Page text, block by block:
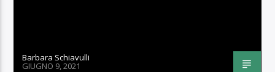
Barbara Schiavulli
GIUGNO 9, 2021